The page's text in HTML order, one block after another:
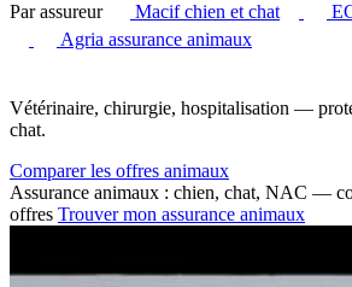
Par assureur
Macif chien et chat
Agria assurance animaux
Vétérinaire, chirurgie, hospitalisation —
chat.
Comparer les offres animaux
Assurance animaux : chien, chat, NAC —
offres Trouver mon assurance animaux